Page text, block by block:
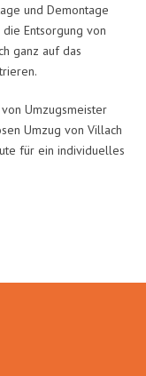
und Demontage
Entsorgung von
ganz auf das
Umzugsmeister
Umzug von Villach
für ein individuelles